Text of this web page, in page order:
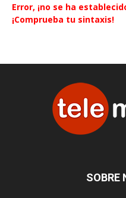
Error, ¡no se ha
¡Comprueba tu sintaxis!
SOBRE